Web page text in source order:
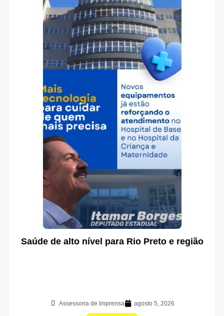
Saúde de alto nível para Rio Preto e região
Assessoria de Imprensa agosto 5, 2026